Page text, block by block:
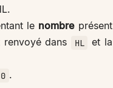
le nombreprésent
dans HL
et la
0 .